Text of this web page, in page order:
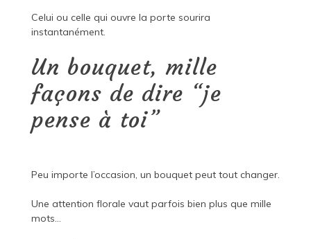
Celui ou celle qui ouvre la porte sourira
instantanément.
Un bouquet, mille
façons de dire “je
pense à toi”
Peu importe l’occasion, un bouquet peut tout changer.
Une attention florale vaut parfois bien plus que mille
mots…